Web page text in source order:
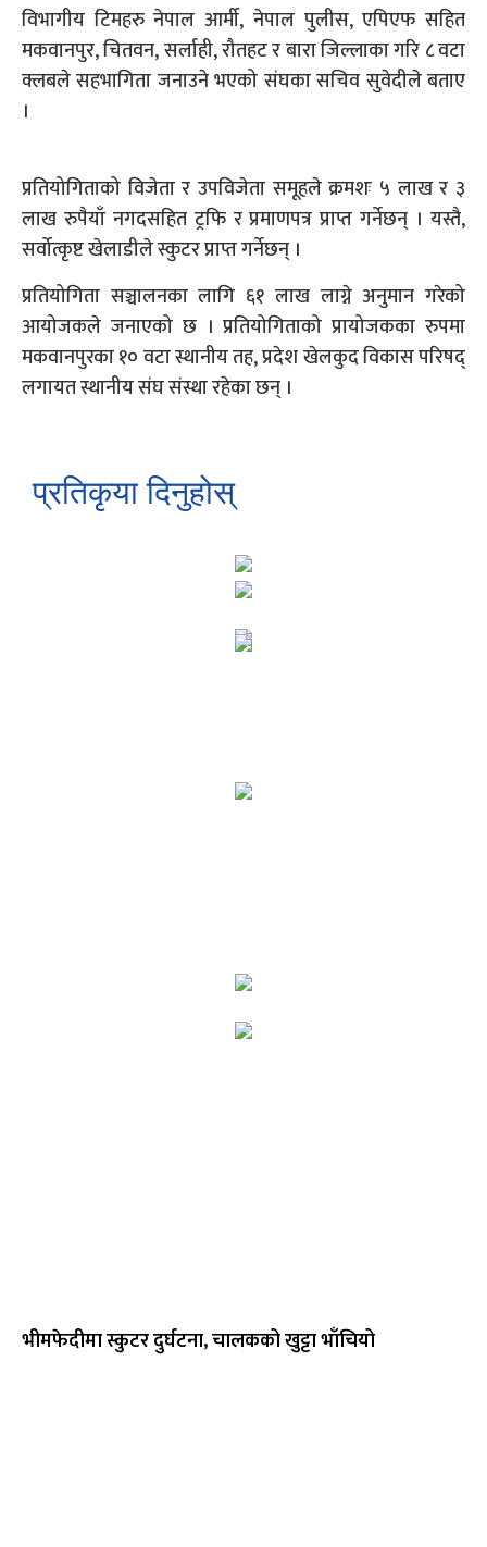
विभागीय टिमहरु नेपाल आर्मी, नेपाल पुलीस, एपिएफ सहित
मकवानपुर, चितवन, सर्लाही, रौतहट र बारा जिल्लाका गरि ८ वटा
क्लबले सहभागिता जनाउने भएको संघका सचिव सुवेदीले बताए
।
प्रतियोगिताको विजेता र उपविजेता समूहले क्रमशः ५ लाख र ३
लाख रुपैयाँ नगदसहित ट्रफि र प्रमाणपत्र प्राप्त गर्नेछन् । यस्तै,
सर्वोत्कृष्ट खेलाडीले स्कुटर प्राप्त गर्नेछन् ।
प्रतियोगिता सञ्चालनका लागि ६१ लाख लाग्ने अनुमान गरेको
आयोजकले जनाएको छ । प्रतियोगिताको प्रायोजकका रुपमा
मकवानपुरका १० वटा स्थानीय तह, प्रदेश खेलकुद विकास परिषद्
लगायत स्थानीय संघ संस्था रहेका छन् ।
प्रतिकृया दिनुहोस्
भीमफेदीमा स्कुटर दुर्घटना, चालकको खुट्टा भाँचियो